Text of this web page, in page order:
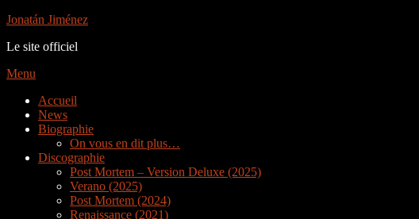
Aller
contenu
Jonatán Jiménez
Le site officiel
Menu
Accueil
News
Biographie
On vous en dit plus…
Discographie
Post Mortem – Version Deluxe (2025)
Verano (2025)
Post Mortem (2024)
Renaissance (2021)